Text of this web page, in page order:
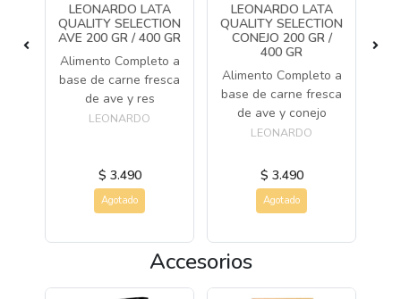
LEONARDO LATA
QUALITY SELECTION
AVE 200 GR / 400 GR
Alimento Completo a
base de carne fresca
de ave y res
LEONARDO
$ 3.490
Agotado
LEONARDO LATA
QUALITY SELECTION
CONEJO 200 GR /
400 GR
Alimento Completo a
base de carne fresca
de ave y conejo
LEONARDO
$ 3.490
Agotado
Accesorios